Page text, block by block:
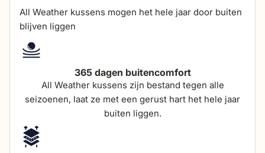
zitdiepte
hoogte armleuning
breedte armleuning 3,5 cm
totale hoogte (incl
kussen)
All Weather kussens mogen het hele jaar door buiten
blijven liggen
365 dagen buitencomfort
All Weather kussens zijn bestand tegen alle
seizoenen, laat ze met een gerust hart het hele jaar
buiten liggen.